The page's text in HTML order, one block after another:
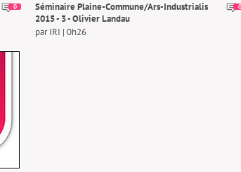
0 0
Séminaire Plaine-Commune/Ars-Industrialis
2015 - 3 - Olivier Landau
par IRI | 0h26